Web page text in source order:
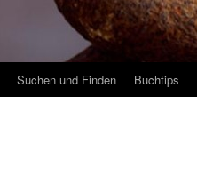
Suchen und Finden Buchtips